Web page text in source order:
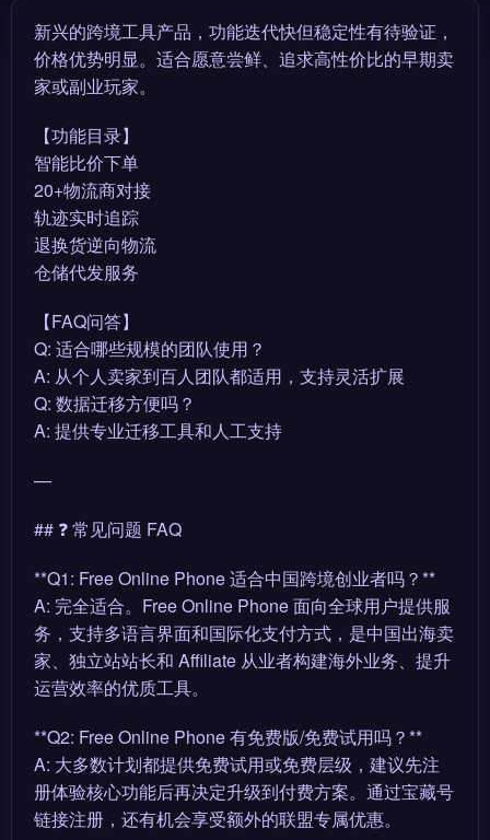
新兴的跨境工具产品，功能迭代快但稳定性有待验证，
价格优势明显。适合愿意尝鲜、追求高性价比的早期卖
家或副业玩家。
【功能目录】
智能比价下单
20+物流商对接
轨迹实时追踪
退换货逆向物流
仓储代发服务
【FAQ问答】
Q: 适合哪些规模的团队使用？
A: 从个人卖家到百人团队都适用，支持灵活扩展
Q: 数据迁移方便吗？
A: 提供专业迁移工具和人工支持
—
## ❓ 常见问题 FAQ
**Q1: Free Online Phone 适合中国跨境创业者吗？**
A: 完全适合。Free Online Phone 面向全球用户提供服
务，支持多语言界面和国际化支付方式，是中国出海卖
家、独立站站长和 Affiliate 从业者构建海外业务、提升
运营效率的优质工具。
**Q2: Free Online Phone 有免费版/免费试用吗？**
A: 大多数计划都提供免费试用或免费层级，建议先注
册体验核心功能后再决定升级到付费方案。通过宝藏号
链接注册，还有机会享受额外的联盟专属优惠。